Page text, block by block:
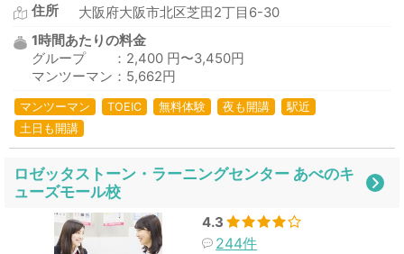
住所
大阪府大阪市北区芝田2丁目6-30
1時間あたりの料金
グループ ：2,400 円〜3,450円
マンツーマン：5,662円
マンツーマン TOEIC 無料体験 夜も開講
駅近
土日も開講
ロゼッタストーン・ラーニングセンター あべのキ
ューズモール校
4.3
244件